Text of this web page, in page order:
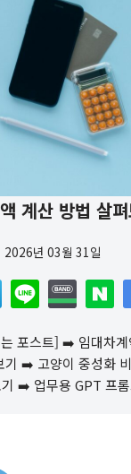
계산 방법 살
2026년 03월 31일
포스트] ➡️ 임대차
기 ➡️ 고양이 중성화
기 ➡️ 업무용 GPT 프